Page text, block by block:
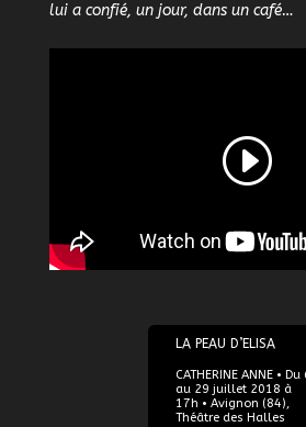
lui a confié, un jour, dans un café…
06/07/2018
LA PEAU D’ELISA
CATHERINE ANNE • Du
au 29 juillet 2018 à
17h • Avignon (84),
Théâtre des Halles